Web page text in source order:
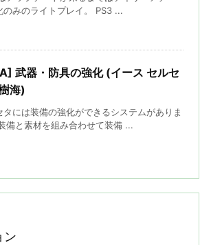
のみのライトプレイ。 PS3 ...
武器・防具の強化 (イース セルセ
海)
タには装備の強化ができるシステムがありま
備と素材を組み合わせて装備 ...
ン